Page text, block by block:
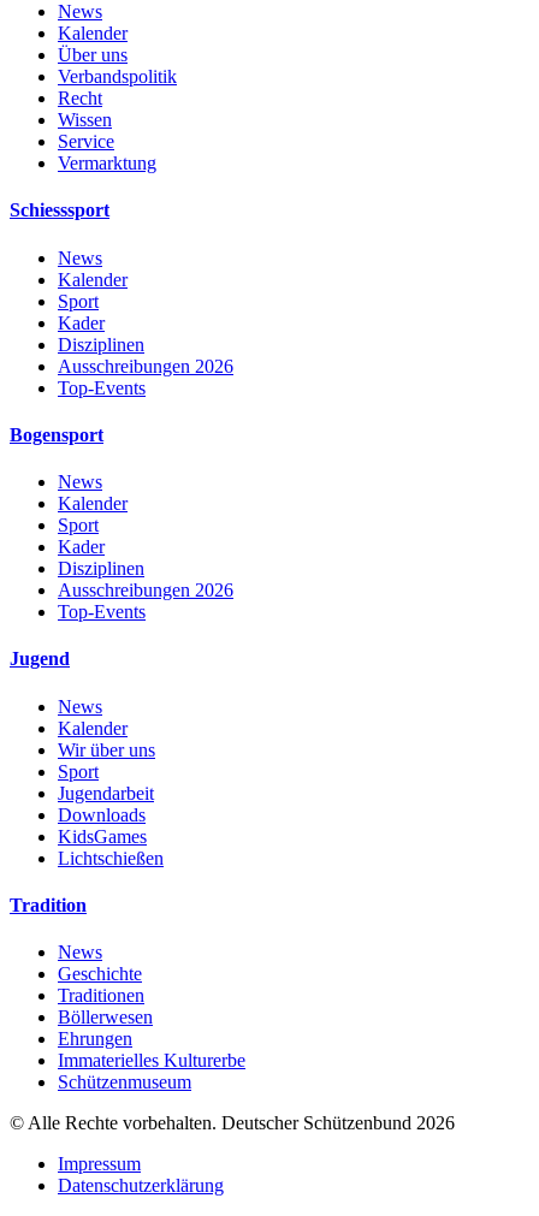
News
Kalender
Über uns
Verbandspolitik
Recht
Wissen
Service
Vermarktung
Schiesssport
News
Kalender
Sport
Kader
Disziplinen
Ausschreibungen 2026
Top-Events
Bogensport
News
Kalender
Sport
Kader
Disziplinen
Ausschreibungen 2026
Top-Events
Jugend
News
Kalender
Wir über uns
Sport
Jugendarbeit
Downloads
KidsGames
Lichtschießen
Tradition
News
Geschichte
Traditionen
Böllerwesen
Ehrungen
Immaterielles Kulturerbe
Schützenmuseum
© Alle Rechte vorbehalten. Deutscher Schützenbund 2026
Impressum
Datenschutzerklärung